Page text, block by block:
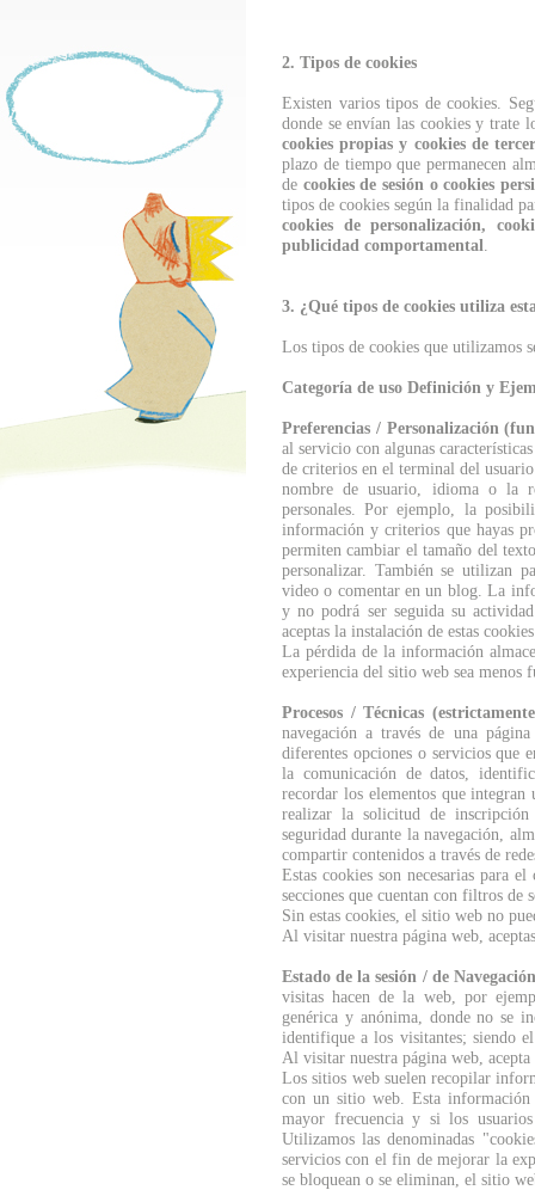
2. Tipos de cookies
Existen varios tipos de cookies.
donde se envían las cookies y trate
cookies propias y cookies de
plazo de tiempo que permanecen
de cookies de sesión o cookies
tipos de cookies según la finalidad
cookies de personalización,
publicidad comportamental
3. ¿Qué tipos de cookies utiliza
Los tipos de cookies que utilizamos
Categoría de uso Definición y
Preferencias / Personalización
al servicio con algunas
de criterios en el terminal del
nombre de usuario, idioma o la
personales. Por ejemplo, la
información y criterios que hayas
permiten cambiar el tamaño del
personalizar. También se utilizan
video o comentar en un blog. La
y no podrá ser seguida su
aceptas la instalación de estas
La pérdida de la información
experiencia del sitio web sea menos
Procesos / Técnicas
navegación a través de una
diferentes opciones o servicios
la comunicación de datos,
recordar los elementos que
realizar la solicitud de
seguridad durante la navegación,
compartir contenidos a través de
Estas cookies son necesarias para
secciones que cuentan con filtros de
Sin estas cookies, el sitio web no
Al visitar nuestra página web,
Estado de la sesión / de Navegación
visitas hacen de la web, por
genérica y anónima, donde no se
identifique a los visitantes; siendo
Al visitar nuestra página web,
Los sitios web suelen recopilar
con un sitio web. Esta
mayor frecuencia y si los
Utilizamos las denominadas
servicios con el fin de mejorar la
se bloquean o se eliminan, el sitio